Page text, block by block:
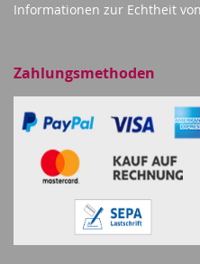
Informationen zur Echtheit
Zahlungsmethoden